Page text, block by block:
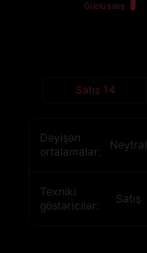
Güclü satış
Satış 14
Dəyişən
ortalamalar:
Neytral
Texniki
göstəricilər:
Satış